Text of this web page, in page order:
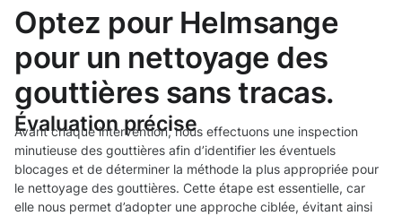
Optez pour Helmsange
pour un nettoyage des
gouttières sans tracas.
Évaluation précise
Avant chaque intervention, nous effectuons une inspection
minutieuse des gouttières afin d’identifier les éventuels
blocages et de déterminer la méthode la plus appropriée pour
le nettoyage des gouttières. Cette étape est essentielle, car
elle nous permet d’adopter une approche ciblée, évitant ainsi